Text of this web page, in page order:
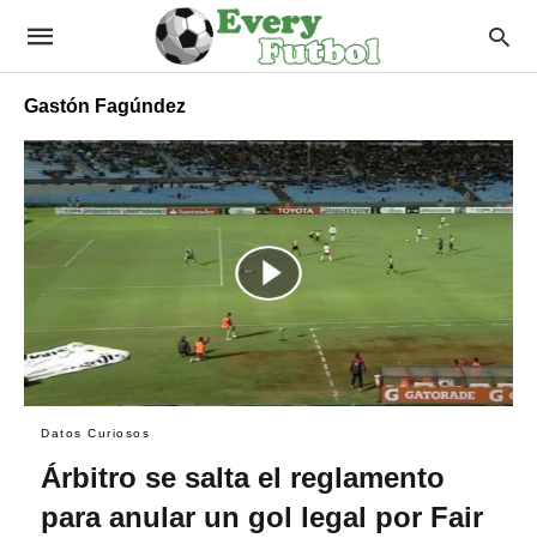
Gastón Fagúndez
Datos Curiosos
Árbitro se salta el reglamento
para anular un gol legal por Fair